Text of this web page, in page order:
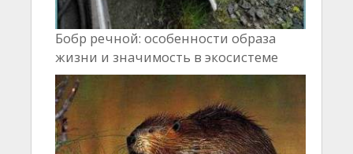
Бобр речной: особенности образа
жизни и значимость в экосистеме